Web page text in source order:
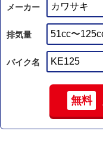
メーカー
排気量
バイク名
無料